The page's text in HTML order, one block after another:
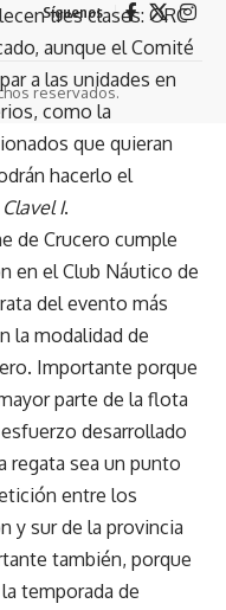
tres clases: ORC
aunque el Comité
a las unidades en
como la
que quieran
hacerlo el
I.
de Crucero cumple
en el Club Náutico de
del evento más
la modalidad de
Importante porque
parte de la flota
desarrollado
regata sea un punto
entre los
y sur de la provincia
también, porque
temporada de
Síguenos
reservados.